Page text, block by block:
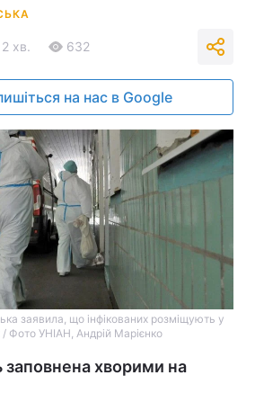
2 хв. 632
на нас в Google
заявила, що інфікованих розміщують у
/ Фото УНІАН, Андрій Марієнко
заповнена хворими на